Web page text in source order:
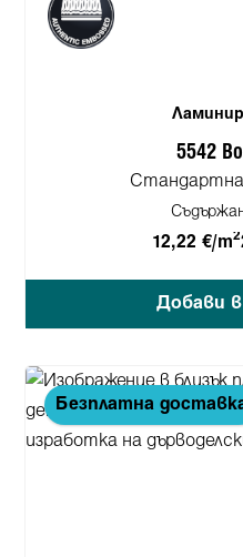
5542
12,22 €/m2
Добави в
Безплатна